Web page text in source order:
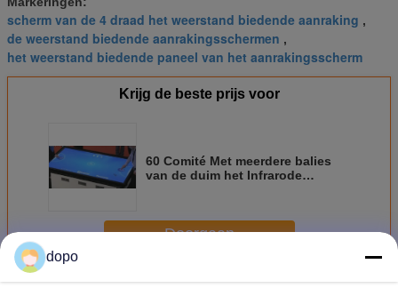
scherm van de 4 draad het weerstand biedende aanraking ,
de weerstand biedende aanrakingsschermen ,
het weerstand biedende paneel van het aanrakingsscherm
Krijg de beste prijs voor
60 Comité Met meerdere balies
van de duim het Infrarode
Doorgaan
MeerWeerstand biedend Aanrakingscomité
dopo